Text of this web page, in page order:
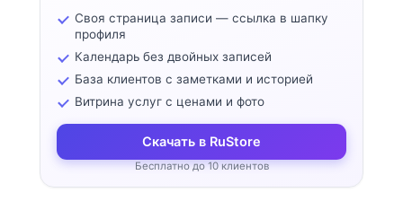
Своя страница записи — ссылка в шапку
профиля
Календарь без двойных записей
База клиентов с заметками и историей
Витрина услуг с ценами и фото
Скачать в RuStore
Бесплатно до 10 клиентов